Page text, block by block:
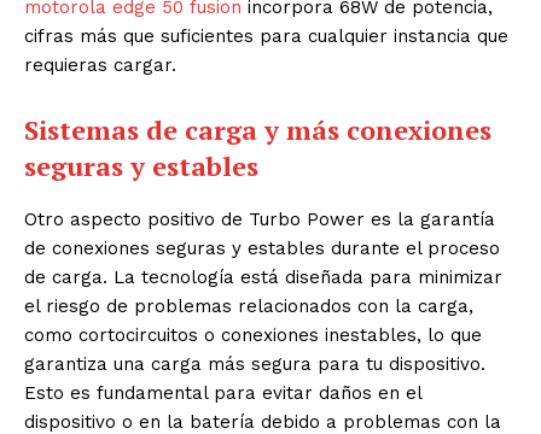
motorola edge 50 fusion incorpora 68W de potencia,
cifras más que suficientes para cualquier instancia que
requieras cargar.
Sistemas de carga y más conexiones
seguras y estables
Otro aspecto positivo de Turbo Power es la garantía
de conexiones seguras y estables durante el proceso
de carga. La tecnología está diseñada para minimizar
el riesgo de problemas relacionados con la carga,
como cortocircuitos o conexiones inestables, lo que
garantiza una carga más segura para tu dispositivo.
Esto es fundamental para evitar daños en el
dispositivo o en la batería debido a problemas con la